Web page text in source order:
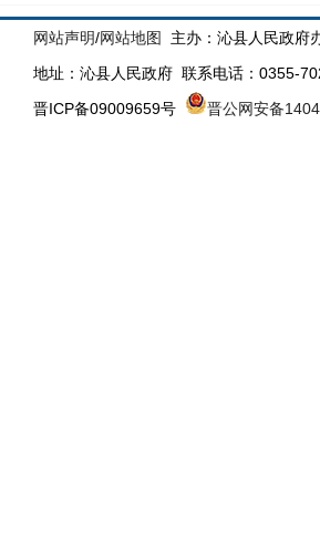
网站声明/网站地图
主办：沁县人民政府
地址：沁县人民政府 联系电话：0355-
晋ICP备09009659号
晋公网安备